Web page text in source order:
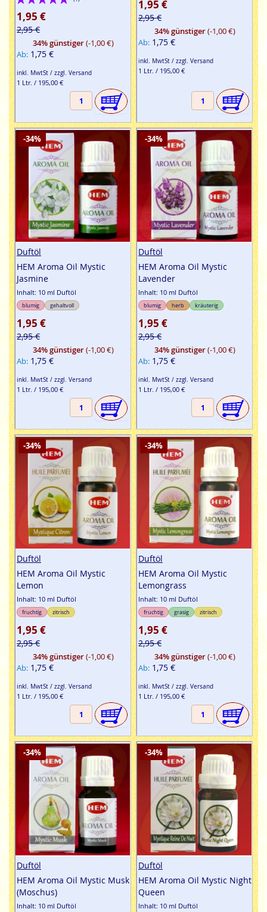
100%
1,95 €
2,95 €
34% günstiger(-1,00 €)
Ab 1,75 €
inkl. MwtSt / zzgl. Versand
1 Ltr. / 195,00 €
1,95 €
2,95 €
34% günstiger(-1,00 €)
Ab 1,75 €
inkl. MwtSt / zzgl. Versand
1 Ltr. / 195,00 €
-34%
Duftöl
HEM Aroma Oil Mystic
Jasmine
Inhalt: 10 ml Duftöl
blumig gehaltvoll
1,95 €
2,95 €
34% günstiger(-1,00 €)
Ab 1,75 €
inkl. MwtSt / zzgl. Versand
1 Ltr. / 195,00 €
-34%
Duftöl
HEM Aroma Oil Mystic
Lavender
Inhalt: 10 ml Duftöl
blumig herb kräuterig
1,95 €
2,95 €
34% günstiger(-1,00 €)
Ab 1,75 €
inkl. MwtSt / zzgl. Versand
1 Ltr. / 195,00 €
-34%
Duftöl
HEM Aroma Oil Mystic
Lemon
Inhalt: 10 ml Duftöl
fruchtig zitrisch
1,95 €
2,95 €
34% günstiger(-1,00 €)
Ab 1,75 €
inkl. MwtSt / zzgl. Versand
1 Ltr. / 195,00 €
-34%
Duftöl
HEM Aroma Oil Mystic
Lemongrass
Inhalt: 10 ml Duftöl
fruchtig grasig zitrisch
1,95 €
2,95 €
34% günstiger(-1,00 €)
Ab 1,75 €
inkl. MwtSt / zzgl. Versand
1 Ltr. / 195,00 €
-34%
Duftöl
HEM Aroma Oil Mystic Musk
(Moschus)
Inhalt: 10 ml Duftöl
-34%
Duftöl
HEM Aroma Oil Mystic Night
Queen
Inhalt: 10 ml Duftöl